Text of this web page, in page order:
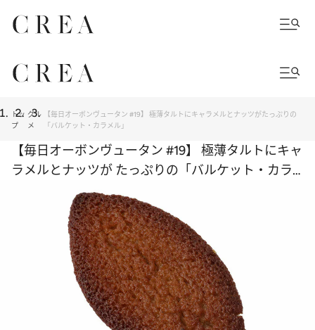
トッ
プ
グル
メ
【毎日オーボンヴュータン #19】 極薄タルトにキャラメルとナッツがたっぷりの
「バルケット・カラメル」
【毎日オーボンヴュータン #19】 極薄タルトにキャ
ラメルとナッツが たっぷりの「バルケット・カラ